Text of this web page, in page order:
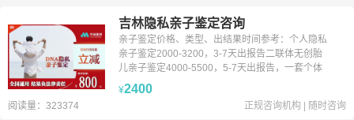
吉林隐私亲子鉴定咨询
亲子鉴定价格、类型、出结果时间参考：个人隐私
亲子鉴定2000-3200，3-7天出报告二联体无创胎
儿亲子鉴定4000-5500，5-7天出报告，一套个体
识别1200-1600，3-7天出报告父、子加急1000元
24小时出报告（收到样本时间为准）备注：以上价
格仅供参考，每个城市价格不一致，鉴定前务必咨
¥2400
阅读量：323374 正规咨询机构 随时咨询